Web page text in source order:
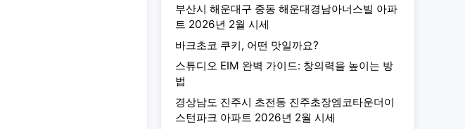
부산시 해운대구 중동 해운대경남아너스빌 아파
트 2026년 2월 시세
바크초코 쿠키, 어떤 맛일까요?
스튜디오 EIM 완벽 가이드: 창의력을 높이는 방
법
경상남도 진주시 초전동 진주초장엠코타운더이
스턴파크 아파트 2026년 2월 시세